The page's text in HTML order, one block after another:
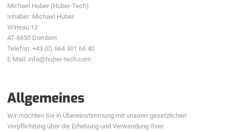
Michael Huber (Huber-Tech)
Inhaber: Michael Huber
Winsau 12
AT-6850 Dornbirn
Telefon: +43 (0) 664 301 66 40
E-Mail: info@huber-tech.com
Allgemeines
Wir möchten Sie in Übereinstimmung mit unserer gesetzlichen
Verpflichtung über die Erhebung und Verwendung Ihrer